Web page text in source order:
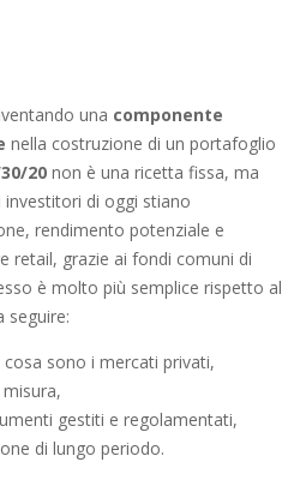
una componente
nella costruzione di un portafoglio
20 non è una ricetta fissa, ma
investitori di oggi stiano
rendimento potenziale e
retail, grazie ai fondi comuni di
è molto più semplice rispetto al
seguire:
sono i mercati privati,
gestiti e regolamentati,
di lungo periodo.